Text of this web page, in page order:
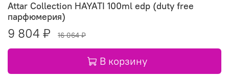
Attar Collection HAYATI 100ml edp (duty free
парфюмерия)
9 804 ₽ 16 064 ₽
В корзину